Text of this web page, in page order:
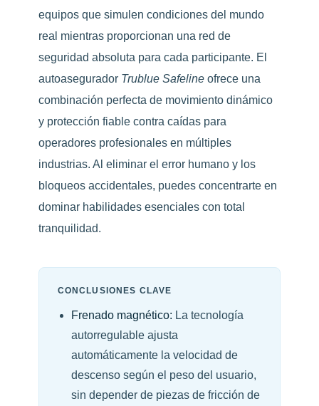
equipos que simulen condiciones del mundo
real mientras proporcionan una red de
seguridad absoluta para cada participante. El
autoasegurador Trublue Safeline ofrece una
combinación perfecta de movimiento dinámico
y protección fiable contra caídas para
operadores profesionales en múltiples
industrias. Al eliminar el error humano y los
bloqueos accidentales, puedes concentrarte en
dominar habilidades esenciales con total
tranquilidad.
CONCLUSIONES CLAVE
Frenado magnético: La tecnología
autorregulable ajusta
automáticamente la velocidad de
descenso según el peso del usuario,
sin depender de piezas de fricción de